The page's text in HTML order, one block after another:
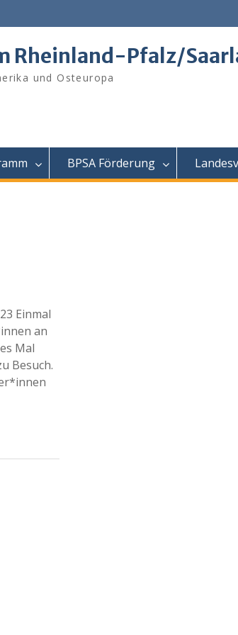
Rheinland-Pfalz/
und Osteuropa
BPSA Förderung
Einmal
an
Mal
Besuch.